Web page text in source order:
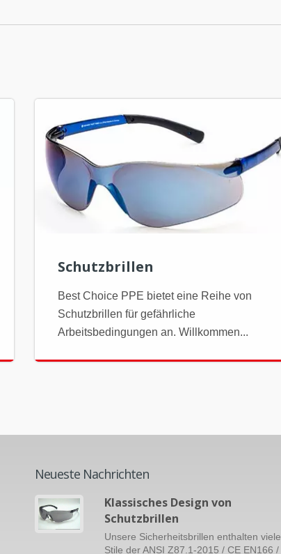
Schutzbrillen
Best Choice PPE bietet eine Reihe von
Schutzbrillen für gefährliche
Arbeitsbedingungen an. Willkommen...
Neueste Nachrichten
Klassisches Design von
Schutzbrillen
Unsere Sicherheitsbrillen enthalten viele
Stile der ANSI Z87.1-2015 / CE EN166 /